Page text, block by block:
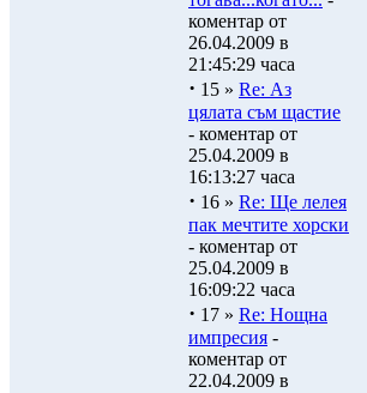
коментар от
26.04.2009 в
21:45:29 часа
· 15 » Re: Аз
цялата съм щастие
- коментар от
25.04.2009 в
16:13:27 часа
· 16 » Re: Ще лелея
пак мечтите хорски
- коментар от
25.04.2009 в
16:09:22 часа
· 17 » Re: Нощна
импресия -
коментар от
22.04.2009 в